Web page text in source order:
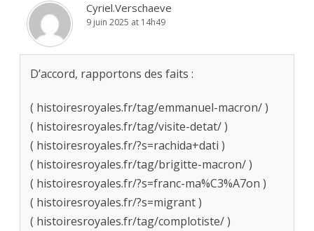
Cyriel.Verschaeve
9 juin 2025 at 14h49
D’accord, rapportons des faits :
( histoiresroyales.fr/tag/emmanuel-macron/ )
( histoiresroyales.fr/tag/visite-detat/ )
( histoiresroyales.fr/?s=rachida+dati )
( histoiresroyales.fr/tag/brigitte-macron/ )
( histoiresroyales.fr/?s=franc-ma%C3%A7on )
( histoiresroyales.fr/?s=migrant )
( histoiresroyales.fr/tag/complotiste/ )